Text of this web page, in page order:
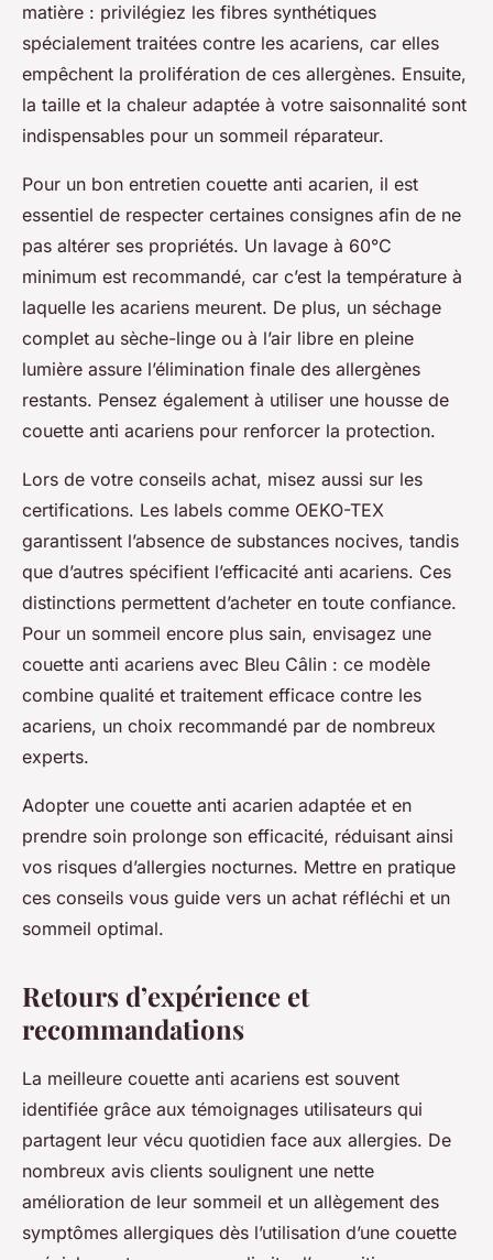
matière : privilégiez les fibres synthétiques
spécialement traitées contre les acariens, car elles
empêchent la prolifération de ces allergènes. Ensuite,
la taille et la chaleur adaptée à votre saisonnalité sont
indispensables pour un sommeil réparateur.
Pour un bon entretien couette anti acarien, il est
essentiel de respecter certaines consignes afin de ne
pas altérer ses propriétés. Un lavage à 60°C
minimum est recommandé, car c’est la température à
laquelle les acariens meurent. De plus, un séchage
complet au sèche-linge ou à l’air libre en pleine
lumière assure l’élimination finale des allergènes
restants. Pensez également à utiliser une housse de
couette anti acariens pour renforcer la protection.
Lors de votre conseils achat, misez aussi sur les
certifications. Les labels comme OEKO-TEX
garantissent l’absence de substances nocives, tandis
que d’autres spécifient l’efficacité anti acariens. Ces
distinctions permettent d’acheter en toute confiance.
Pour un sommeil encore plus sain, envisagez une
couette anti acariens avec Bleu Câlin : ce modèle
combine qualité et traitement efficace contre les
acariens, un choix recommandé par de nombreux
experts.
Adopter une couette anti acarien adaptée et en
prendre soin prolonge son efficacité, réduisant ainsi
vos risques d’allergies nocturnes. Mettre en pratique
ces conseils vous guide vers un achat réfléchi et un
sommeil optimal.
Retours d’expérience et
recommandations
La meilleure couette anti acariens est souvent
identifiée grâce aux témoignages utilisateurs qui
partagent leur vécu quotidien face aux allergies. De
nombreux avis clients soulignent une nette
amélioration de leur sommeil et un allègement des
symptômes allergiques dès l’utilisation d’une couette